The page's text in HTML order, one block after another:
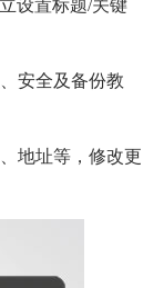
设置标题/关键
安全及备份教
地址等，修改更